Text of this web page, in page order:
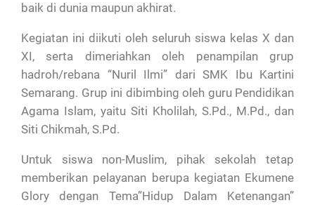
baik di dunia maupun akhirat.
Kegiatan ini diikuti oleh seluruh siswa kelas X dan
XI, serta dimeriahkan oleh penampilan grup
hadroh/rebana “Nuril Ilmi” dari SMK Ibu Kartini
Semarang. Grup ini dibimbing oleh guru Pendidikan
Agama Islam, yaitu Siti Kholilah, S.Pd., M.Pd., dan
Siti Chikmah, S.Pd.
Untuk siswa non-Muslim, pihak sekolah tetap
memberikan pelayanan berupa kegiatan Ekumene
Glory dengan Tema”Hidup Dalam Ketenangan”